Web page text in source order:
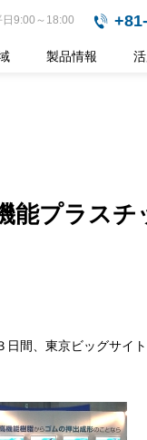
日9:00～18:00
製品情報
能プラスチ
間、東京ビッグサイ